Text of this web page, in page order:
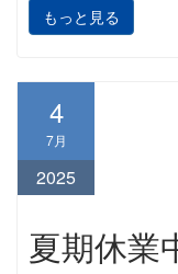
もっと見る
4
7月
2025
夏期休業